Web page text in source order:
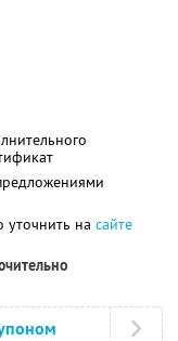
на сайте